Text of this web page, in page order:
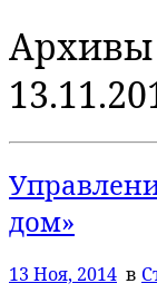
Архивы
дом»
13 Ноя, 2014 в